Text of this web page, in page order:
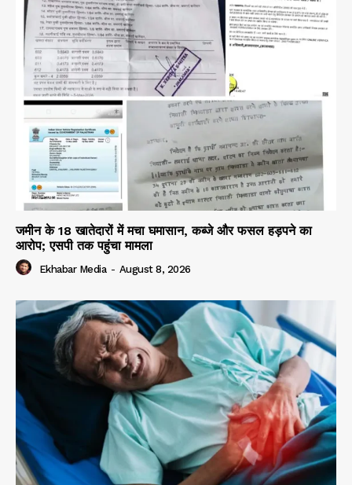
जमीन के 18 खातेदारों में मचा घमासान, कब्जे और फसल हड़पने का
आरोप; एसपी तक पहुंचा मामला
Ekhabar Media - August 8, 2026